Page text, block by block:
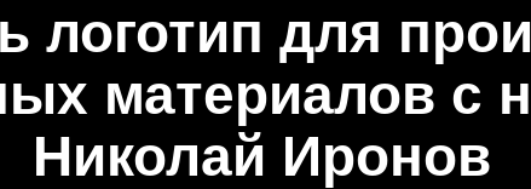
логотип для
материалов с
Николай Иронов